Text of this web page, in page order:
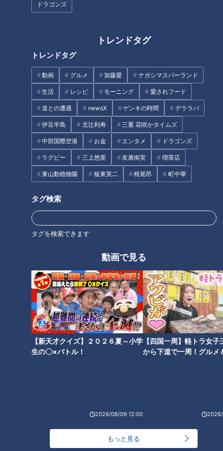
ドラゴンズ
トレンドタグ
トレンドタグ
動画 グルメ 加藤愛 ナガシマスパーランド
生活 レシピ モーニング 愛されフード
道との遭遇 newsX ゲンキの時間 デララバ
伊豆半島 北辻利寿 三重 花咲かタイムズ
中部国際空港 お金 エンタメ ドラゴンズ
ラグビー 三上悠亜 友廣南実 喫茶店
東山動植物園 板東英二 根尾昂 町中華
タグ検索
タグを検索できます
動画で見る
【新天才クイズ】２０２６夏～小学
生の〇×バトル！
2026/08/09 12:00
【四国一周】軽トラ女子
から下道で一周！グルメ
もっと見る
「業務用食品スーパーアミカ」
は冷凍食品が豊富！人気ランキ
ングベスト3や時短アイデア弁
当の作り方を紹介
信型ドキュメンタリー「ピエロ
と呼ばれた息子」第120話
ドキュメンタリー チャント！
オススメ関連コンテンツ
ロボクサー ひきこもりだった青
の食卓…13歳の誕生日に亡き母
から遺された動画メッセージと
は
７秒前の記憶が消えていく女
性・・“すべてをメモする生
「自分の声で話したい」がん・
ALS患者の希望となるか‥自分の